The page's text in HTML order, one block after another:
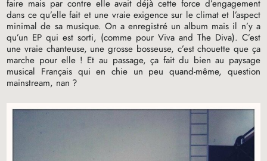
faire mais par contre elle avait déjà cette force d’engagement
dans ce qu’elle fait et une vraie exigence sur le climat et l’aspect
minimal de sa musique. On a enregistré un album mais il n’y a
qu’un EP qui est sorti, (comme pour Viva and The Diva). C’est
une vraie chanteuse, une grosse bosseuse, c’est chouette que ça
marche pour elle ! Et au passage, ça fait du bien au paysage
musical Français qui en chie un peu quand-même, question
mainstream, nan ?